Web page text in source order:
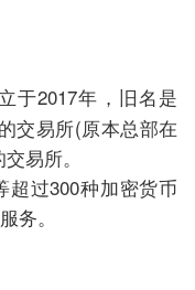
于2017年，旧名是
交易所(原本总部在
易所。
超过300种加密货币
务。